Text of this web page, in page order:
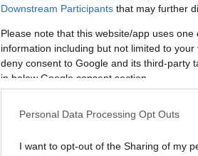
Downstream Participants that may further
Please note that this website/app uses
information including but not limited to
deny consent to Google and its third-party
in below Google consent section.
Personal Data Processing Opt Outs
I want to opt-out of the Sharing of my